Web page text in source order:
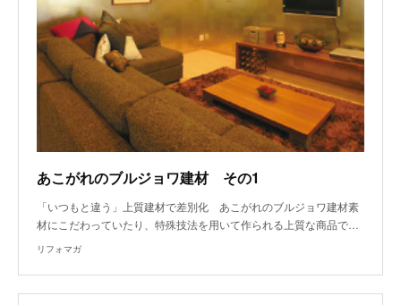
あこがれのブルジョワ建材 その1
「いつもと違う」上質建材で差別化 あこがれのブルジョワ建材素
材にこだわっていたり、特殊技法を用いて作られる上質な商品で…
リフォマガ